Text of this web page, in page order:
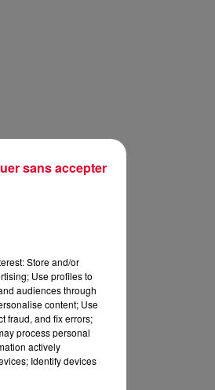
Store and/or
Use profiles to
audiences through
content; Use
fraud, and fix errors;
process personal
actively
Identify devices
sans accepter